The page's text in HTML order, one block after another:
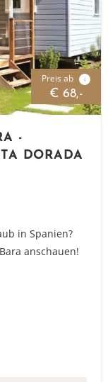
Preis ab i
€ 68,-
-
DORADA
in Spanien?
anschauen!